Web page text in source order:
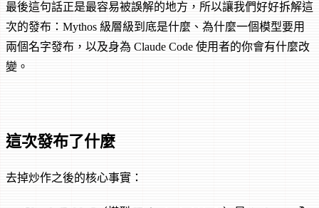
最後這句話正是最容易被誤解的地方，所以讓我們好好拆解這
次的發布：Mythos 級層級到底是什麼、為什麼一個模型要用
兩個名字發布，以及身為 Claude Code 使用者的你會有什麼改
變。
這次發布了什麼
去掉炒作之後的核心事實：